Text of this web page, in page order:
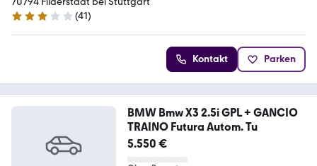
3.1 Sterne
(41)
Kontakt Parken
BMW Bmw X3 2.5i GPL + GANCIO
TRAINO Futura Autom. Tu
5.550 €